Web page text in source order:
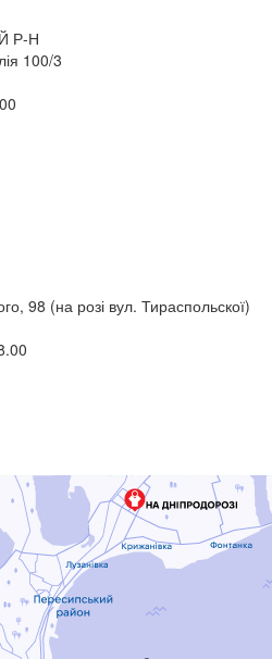
Р-Н
100/3
98 (на розі вул. Тираспольскої)